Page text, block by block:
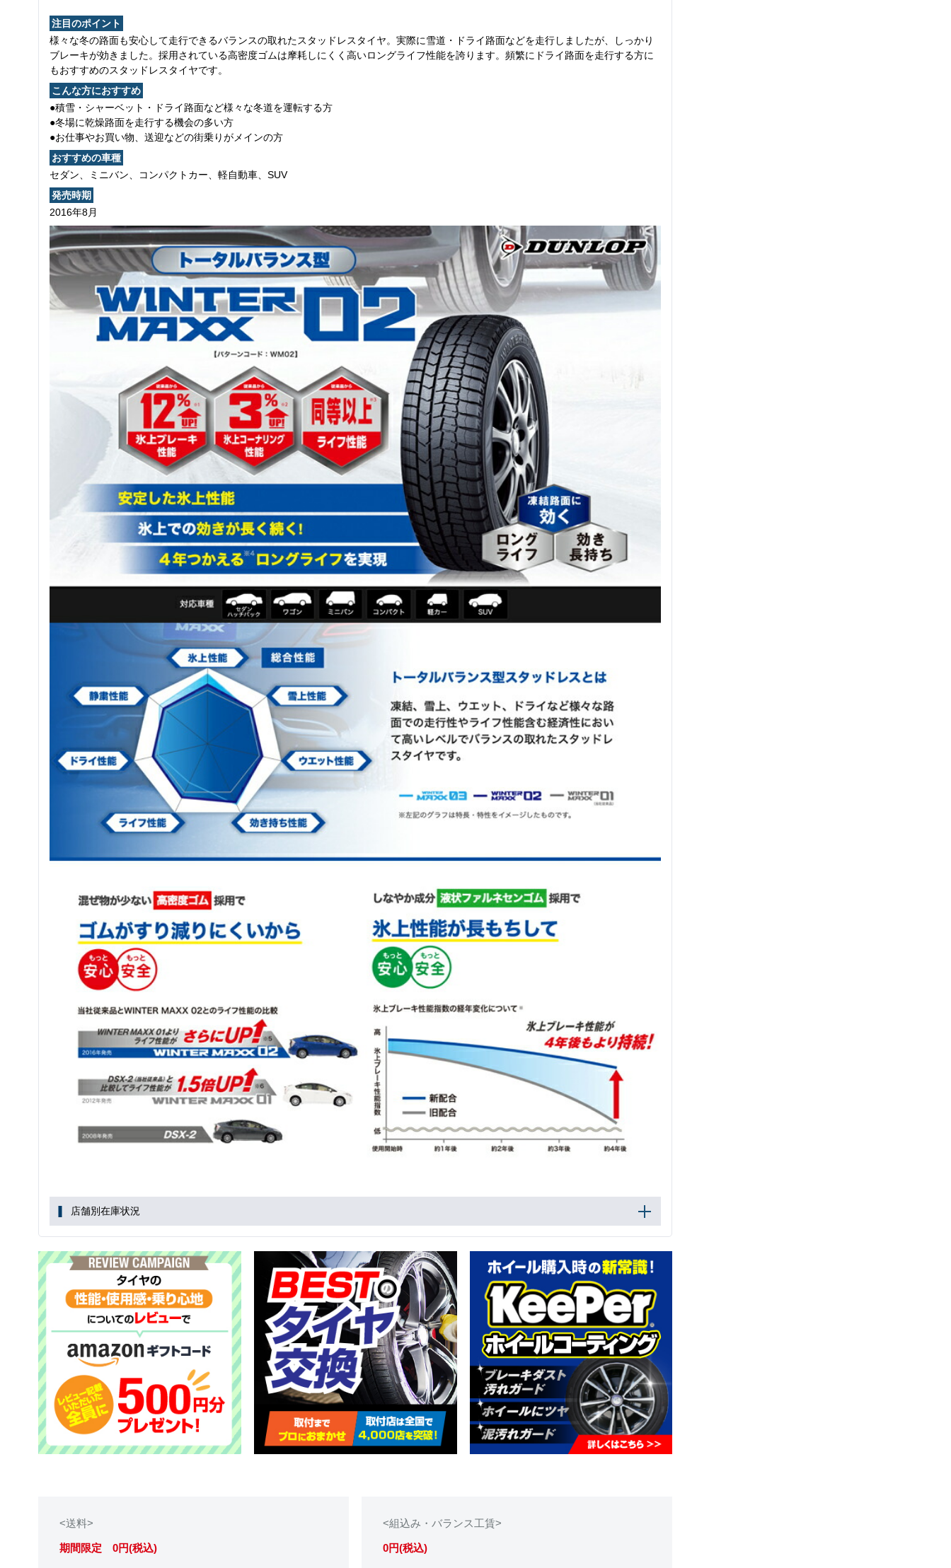
注目のポイント
様々な冬の路面も安心して走行できるバランスの取れたスタッドレスタイヤ。実際に雪道・ドライ路面などを走行しましたが、しっかり
ブレーキが効きました。採用されている高密度ゴムは摩耗しにくく高いロングライフ性能を誇ります。頻繁にドライ路面を走行する方に
もおすすめのスタッドレスタイヤです。
こんな方におすすめ
●積雪・シャーベット・ドライ路面など様々な冬道を運転する方
●冬場に乾燥路面を走行する機会の多い方
●お仕事やお買い物、送迎などの街乗りがメインの方
おすすめの車種
セダン、ミニバン、コンパクトカー、軽自動車、SUV
発売時期
2016年8月
店舗別在庫状況
<送料>
期間限定 0円(税込)
<組込み・バランス工賃>
0円(税込)